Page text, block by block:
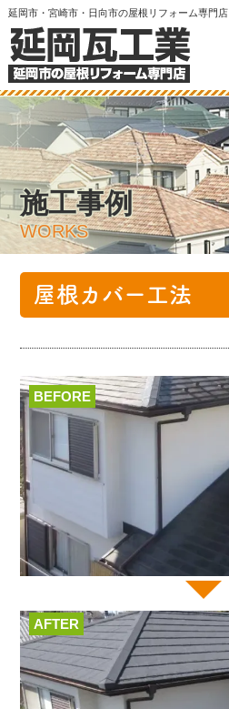
延岡市・宮崎市・日向市の屋根リフォーム専門店
施工事例
WORKS
屋根カバー工法
BEFORE
AFTER